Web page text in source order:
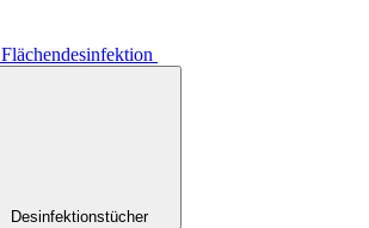
Flächendesinfektion
Desinfektionstücher